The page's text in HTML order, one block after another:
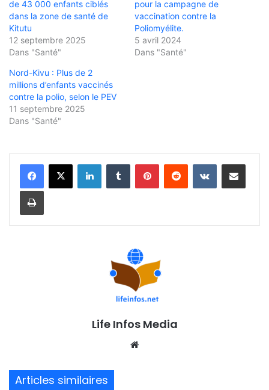
de 43 000 enfants ciblés
dans la zone de santé de
Kitutu
12 septembre 2025
Dans "Santé"
pour la campagne de
vaccination contre la
Poliomyélite.
5 avril 2024
Dans "Santé"
Nord-Kivu : Plus de 2
millions d’enfants vaccinés
contre la polio, selon le PEV
11 septembre 2025
Dans "Santé"
Life Infos Media
Articles similaires